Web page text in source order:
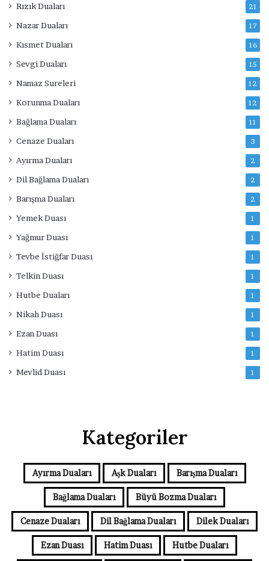
Rızık Duaları 21
Nazar Duaları 17
Kısmet Duaları 16
Sevgi Duaları 15
Namaz Sureleri 12
Korunma Duaları 12
Bağlama Duaları 11
Cenaze Duaları 3
Ayırma Duaları 2
Dil Bağlama Duaları 2
Barışma Duaları 2
Yemek Duası 1
Yağmur Duası 1
Tevbe İstiğfar Duası 1
Telkin Duası 1
Hutbe Duaları 1
Nikah Duası 1
Ezan Duası 1
Hatim Duası 1
Mevlid Duası 1
Kategoriler
Ayırma Duaları Aşk Duaları Barışma Duaları
Bağlama Duaları Büyü Bozma Duaları
Cenaze Duaları Dil Bağlama Duaları Dilek Duaları
Ezan Duası Hatim Duası Hutbe Duaları